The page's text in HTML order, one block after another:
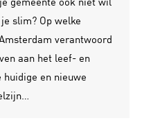
slim? Op welke
verantwoord
aan het leef- en
en nieuwe